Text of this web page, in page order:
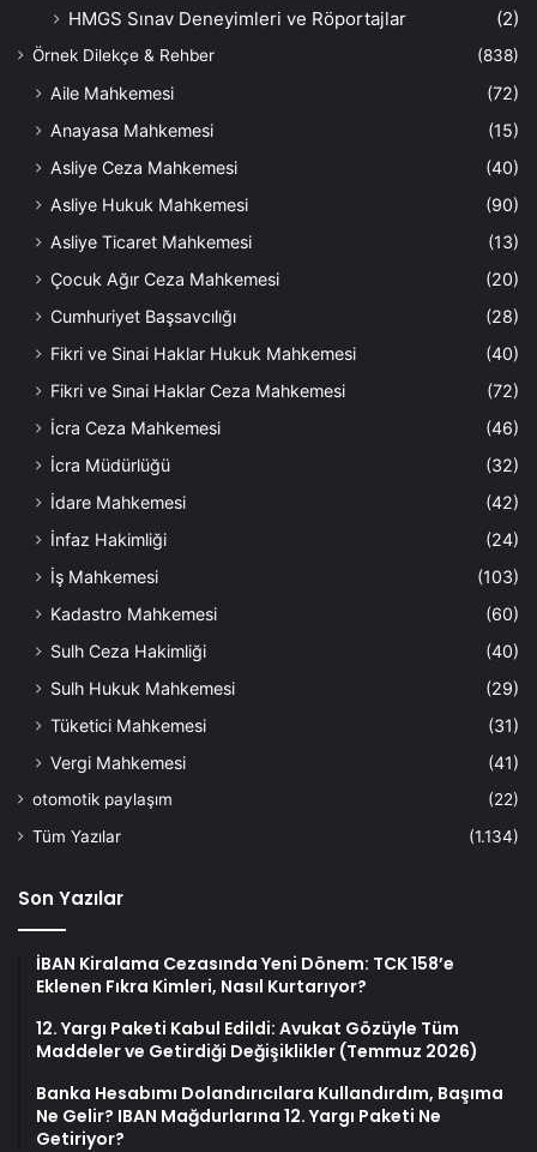
HMGS Sınav Deneyimleri ve Röportajlar
(2)
Örnek Dilekçe & Rehber (838)
Aile Mahkemesi
(72)
Anayasa Mahkemesi
(15)
Asliye Ceza Mahkemesi
(40)
Asliye Hukuk Mahkemesi
(90)
Asliye Ticaret Mahkemesi
(13)
Çocuk Ağır Ceza Mahkemesi
(20)
Cumhuriyet Başsavcılığı
(28)
Fikri ve Sinai Haklar Hukuk Mahkemesi
(40)
Fikri ve Sınai Haklar Ceza Mahkemesi
(72)
İcra Ceza Mahkemesi
(46)
İcra Müdürlüğü
(32)
İdare Mahkemesi
(42)
İnfaz Hakimliği
(24)
İş Mahkemesi
(103)
Kadastro Mahkemesi
(60)
Sulh Ceza Hakimliği
(40)
Sulh Hukuk Mahkemesi
(29)
Tüketici Mahkemesi
(31)
Vergi Mahkemesi
(41)
otomotik paylaşım
(22)
Tüm Yazılar
(1.134)
Son Yazılar
İBAN Kiralama Cezasında Yeni Dönem: TCK 158’e
Eklenen Fıkra Kimleri, Nasıl Kurtarıyor?
12. Yargı Paketi Kabul Edildi: Avukat Gözüyle Tüm
Maddeler ve Getirdiği Değişiklikler (Temmuz 2026)
Banka Hesabımı Dolandırıcılara Kullandırdım, Başıma
Ne Gelir? IBAN Mağdurlarına 12. Yargı Paketi Ne
Getiriyor?